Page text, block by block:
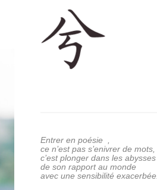
Entrer en poésie ,
ce n’est pas s’enivrer de mots,
c’est plonger dans les abysses
de son rapport au monde
avec une sensibilité exacerbée.